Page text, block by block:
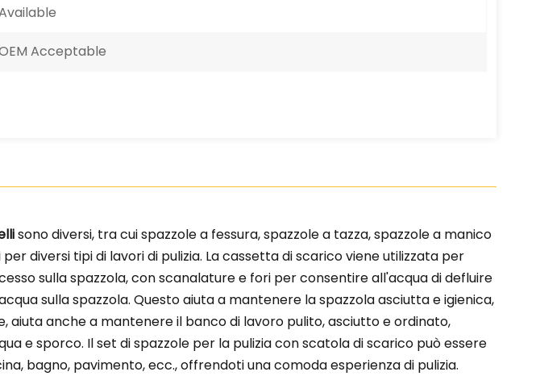
Acceptable
sono diversi, tra cui spazzole a fessura, spazzole a tazza, spazzole a manico
diversi tipi di lavori di pulizia. La cassetta di scarico viene utilizzata per
sulla spazzola, con scanalature e fori per consentire all'acqua di defluire
sulla spazzola. Questo aiuta a mantenere la spazzola asciutta e igienica,
anche a mantenere il banco di lavoro pulito, asciutto e ordinato,
e sporco. Il set di spazzole per la pulizia con scatola di scarico può essere
bagno, pavimento, ecc., offrendoti una comoda esperienza di pulizia.